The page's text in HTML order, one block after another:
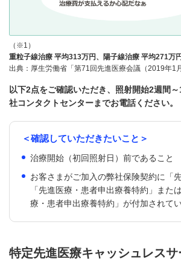
（※1）
重粒子線治療 平均313万円、陽子線治療 平均271万円
出典：厚生労働省「第71回先進医療会議（2019年1
以下2点をご確認いただき、照射開始2週間
社コンタクトセンターまでお電話ください。
＜確認していただきたいこと＞
治療開始（初回照射日）前であること
お客さまがご加入の弊社保険契約に「
「先進医療・患者申出療養特約」また
療・患者申出療養特約」が付加されて
特定先進医療キャッシュレスサ